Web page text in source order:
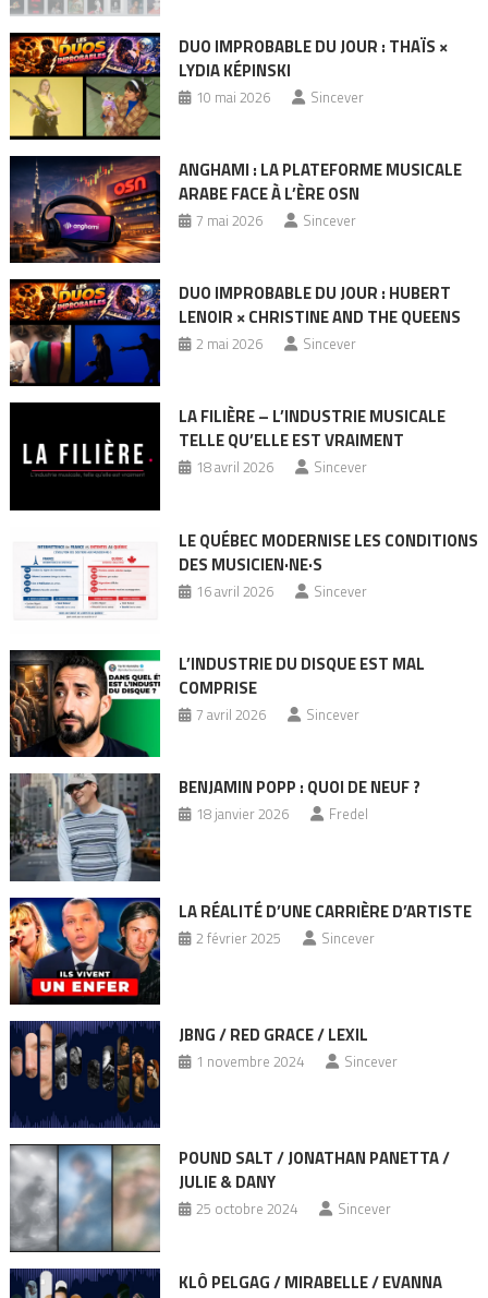
DUO IMPROBABLE DU JOUR : THAÏS ×
LYDIA KÉPINSKI
10 mai 2026 Sincever
ANGHAMI : LA PLATEFORME MUSICALE
ARABE FACE À L’ÈRE OSN
7 mai 2026 Sincever
DUO IMPROBABLE DU JOUR : HUBERT
LENOIR × CHRISTINE AND THE QUEENS
2 mai 2026 Sincever
LA FILIÈRE – L’INDUSTRIE MUSICALE
TELLE QU’ELLE EST VRAIMENT
18 avril 2026 Sincever
LE QUÉBEC MODERNISE LES CONDITIONS
DES MUSICIEN·NE·S
16 avril 2026 Sincever
L’INDUSTRIE DU DISQUE EST MAL
COMPRISE
7 avril 2026 Sincever
BENJAMIN POPP : QUOI DE NEUF ?
18 janvier 2026 Fredel
LA RÉALITÉ D’UNE CARRIÈRE D’ARTISTE
2 février 2025 Sincever
JBNG / RED GRACE / LEXIL
1 novembre 2024 Sincever
POUND SALT / JONATHAN PANETTA /
JULIE & DANY
25 octobre 2024 Sincever
KLÔ PELGAG / MIRABELLE / EVANNA